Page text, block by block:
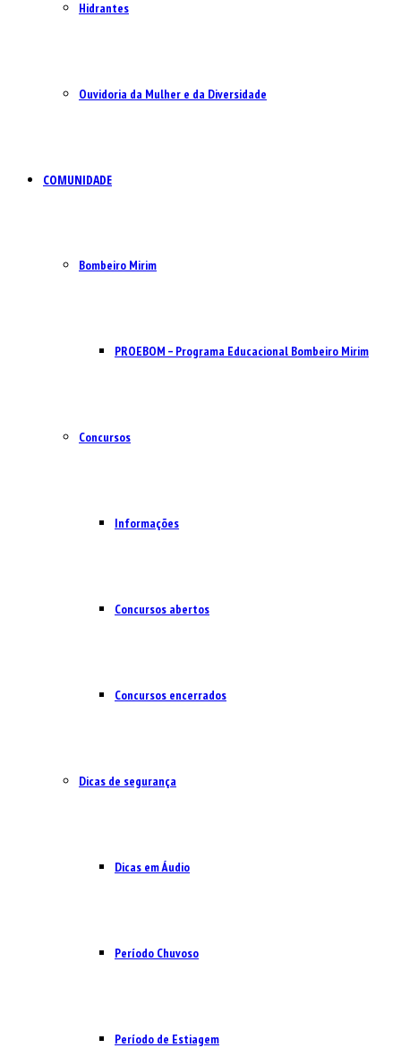
Hidrantes
Ouvidoria da Mulher e da Diversidade
COMUNIDADE
Bombeiro Mirim
PROEBOM – Programa Educacional Bombeiro Mirim
Concursos
Informações
Concursos abertos
Concursos encerrados
Dicas de segurança
Dicas em Áudio
Período Chuvoso
Período de Estiagem